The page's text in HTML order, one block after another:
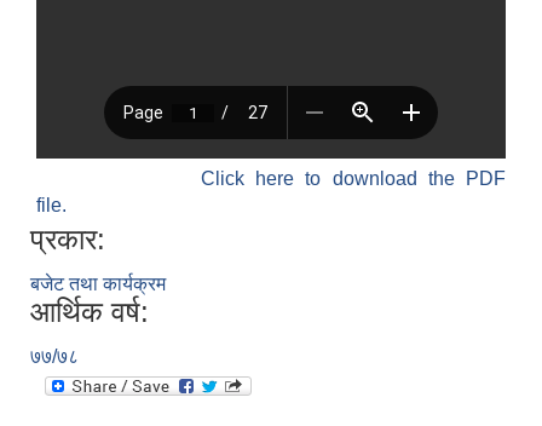
Click here to download the PDF
file.
प्रकार:
बजेट तथा कार्यक्रम
आर्थिक वर्ष:
७७/७८